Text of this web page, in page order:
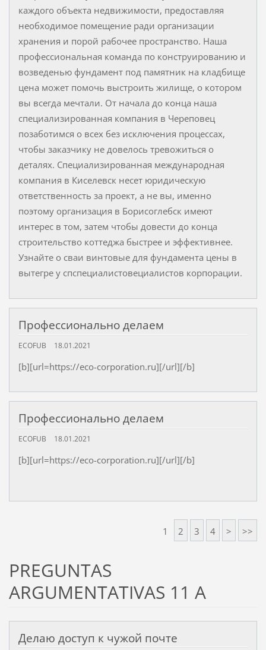
каждого объекта недвижимости, предоставляя
необходимое помещение ради организации
хранения и порой рабочее пространство. Наша
профессиональная команда по конструированию и
возведенью фундамент под памятник на кладбище
цена может помочь выстроить жилище, о котором
вы всегда мечтали. От начала до конца наша
специализированная компания в Череповец
позаботимся о всех без исключения процессах,
чтобы заказчику не довелось тревожиться о
деталях. Специализированная международная
компания в Киселевск несет юридическую
ответственность за проект, а не вы, именно
поэтому организация в Борисоглебск имеют
интерес в том, затем чтобы довести до конца
строительство коттеджа быстрее и эффективнее.
Узнайте о сваи винтовые для фундамента цены в
вытегре у спспециалистовециалистов корпорации.
Профессионально делаем
ECOFUB 18.01.2021
[b][url=https://eco-corporation.ru][/url][/b]
Профессионально делаем
ECOFUB 18.01.2021
[b][url=https://eco-corporation.ru][/url][/b]
1 2 3 4 > >>
PREGUNTAS
ARGUMENTATIVAS 11 A
Делаю доступ к чужой почте